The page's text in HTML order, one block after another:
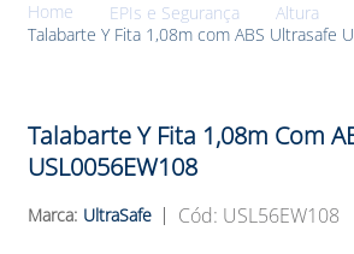
EPIs e Segurança Altura
Talabarte Y Fita 1,08m com ABS Ultrasafe
Talabarte Y Fita 1,08m Com
USL0056EW108
UltraSafe : USL56EW108